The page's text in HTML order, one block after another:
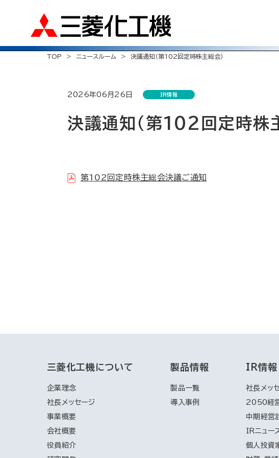
TOP ニュースルーム 決議通知（第102回定時株主総会）
2026年06月26日 IR情報
決議通知（第102回定時株
第102回定時株主総会決議ご通知
三菱化工機について
企業理念
社長メッセージ
事業概要
会社概要
役員紹介
製品情報
製品一覧
導入事例
IR情報
社長メッ
2050経
中期経営
IRニュー
個人投資